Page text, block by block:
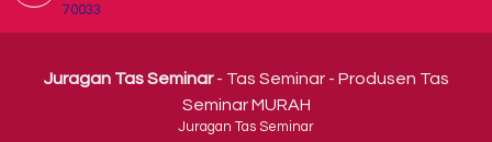
70033
Juragan Tas Seminar- Tas Seminar - Produsen Tas
Seminar MURAH
Juragan Tas Seminar